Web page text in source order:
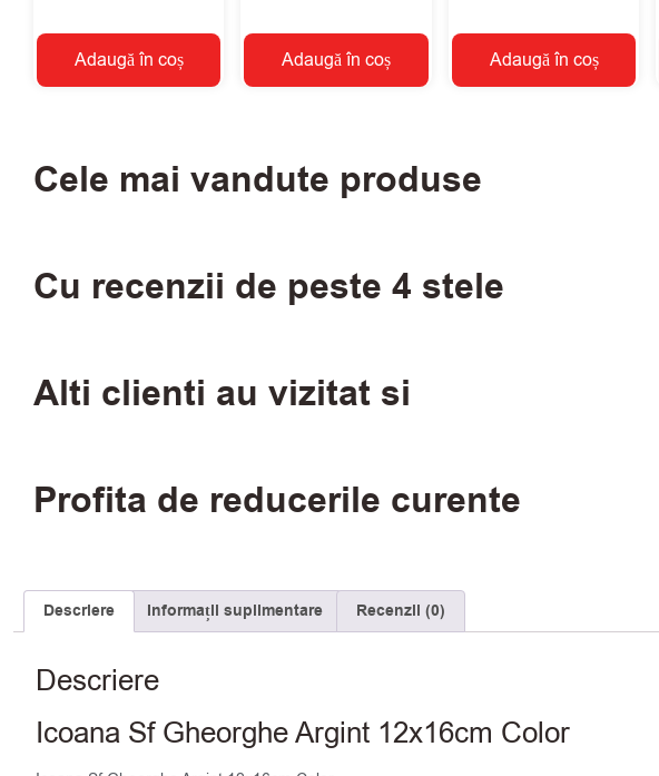
Adaugă în coș Adaugă în coș Adaugă în coș
Cele mai vandute produse
Cu recenzii de peste 4 stele
Alti clienti au vizitat si
Profita de reducerile curente
Descriere Informații suplimentare Recenzii (0)
Descriere
Icoana Sf Gheorghe Argint 12x16cm Color